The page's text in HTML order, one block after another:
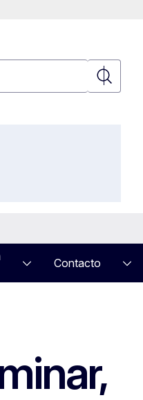
Contacto